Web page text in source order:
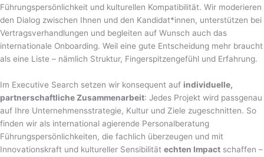
Führungspersönlichkeit und kulturellen Kompatibilität. Wir moderieren
den Dialog zwischen Ihnen und den Kandidat*innen, unterstützen bei
Vertragsverhandlungen und begleiten auf Wunsch auch das
internationale Onboarding. Weil eine gute Entscheidung mehr braucht
als eine Liste – nämlich Struktur, Fingerspitzengefühl und Erfahrung.
Im Executive Search setzen wir konsequent auf individuelle,
partnerschaftliche Zusammenarbeit: Jedes Projekt wird passgenau
auf Ihre Unternehmensstrategie, Kultur und Ziele zugeschnitten. So
finden wir als international agierende Personalberatung
Führungspersönlichkeiten, die fachlich überzeugen und mit
Innovationskraft und kultureller Sensibilität echten Impact schaffen –